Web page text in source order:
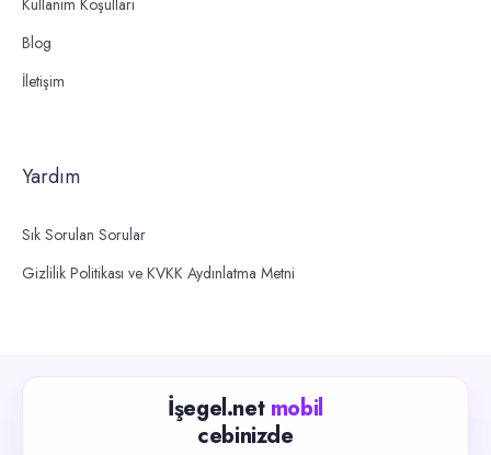
Blog
İletişim
Yardım
Sık Sorulan Sorular
Gizlilik Politikası ve KVKK Aydınlatma Metni
İşegel.net mobil
cebinizde